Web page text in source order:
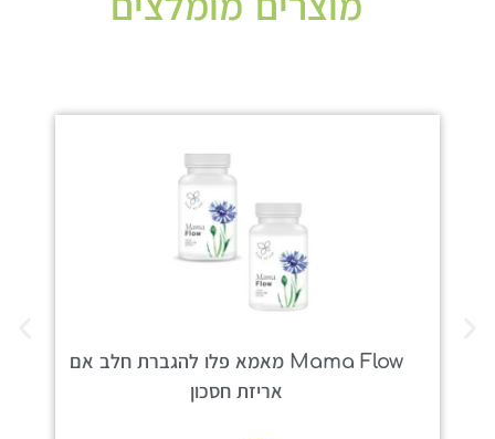
Mama Flow מאמא פלו להגברת חלב אם
אריזת חסכון